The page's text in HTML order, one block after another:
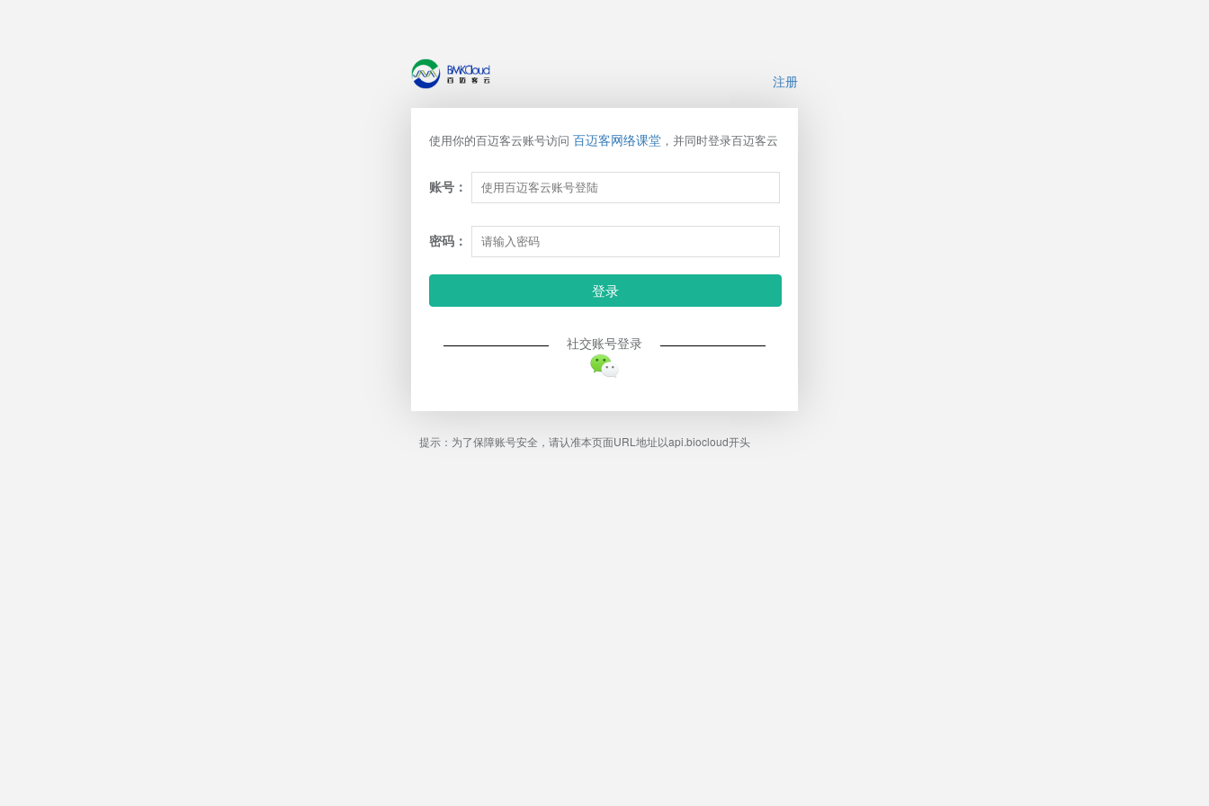
注册
使用你的百迈客云账号访问 百迈客网络课堂 ，并同时登录百迈客云
账号：
密码：
登录
社交账号登录
提示：为了保障账号安全，请认准本页面URL地址以api.biocloud开头